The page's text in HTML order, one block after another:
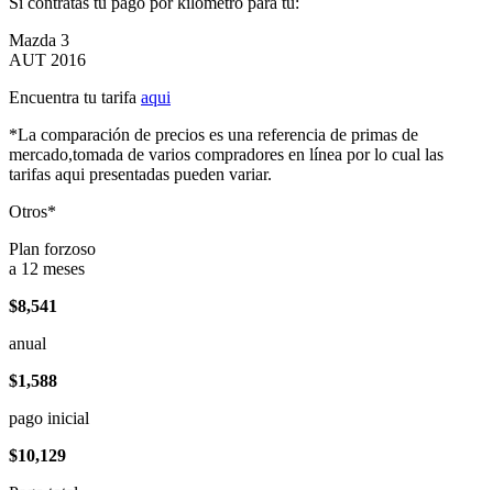
Mazda 3
AUT 2016
Encuentra tu tarifa aqui
*La comparación de precios es una referencia de primas de
mercado,tomada de varios compradores en línea por lo cual las
tarifas aqui presentadas pueden variar.
Otros*
Plan forzoso
a 12 meses
$8,541
anual
$1,588
pago inicial
$10,129